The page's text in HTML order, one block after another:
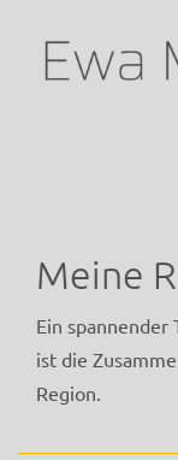
Meine
Ein spannender
ist die
Region.